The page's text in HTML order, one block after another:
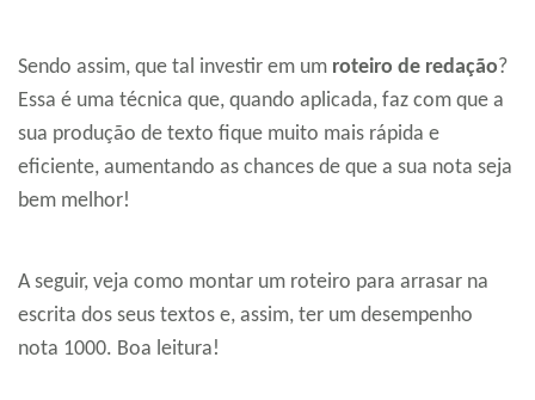
Sendo assim, que tal investir em um roteiro de redação?
Essa é uma técnica que, quando aplicada, faz com que a
sua produção de texto fique muito mais rápida e
eficiente, aumentando as chances de que a sua nota seja
bem melhor!
A seguir, veja como montar um roteiro para arrasar na
escrita dos seus textos e, assim, ter um desempenho
nota 1000. Boa leitura!